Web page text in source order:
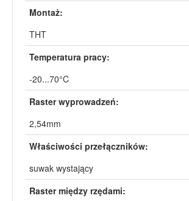
Montaż:
THT
Temperatura pracy:
-20...70°C
Raster wyprowadzeń:
2,54mm
Właściwości przełączników:
suwak wystający
Raster między rzędami: